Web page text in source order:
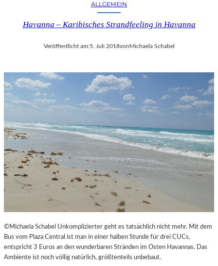
ALLGEMEIN
Havanna – Karibisches Strandfeeling in Havanna
Veröffentlicht am:5. Juli 2018vonMichaela Schabel
©Michaela Schabel Unkomplizierter geht es tatsächlich nicht mehr. Mit dem
Bus vom Plaza Central ist man in einer halben Stunde für drei CUCs,
entspricht 3 Euros an den wunderbaren Stränden im Osten Havannas. Das
Ambiente ist noch völlig natürlich, größtenteils unbebaut.